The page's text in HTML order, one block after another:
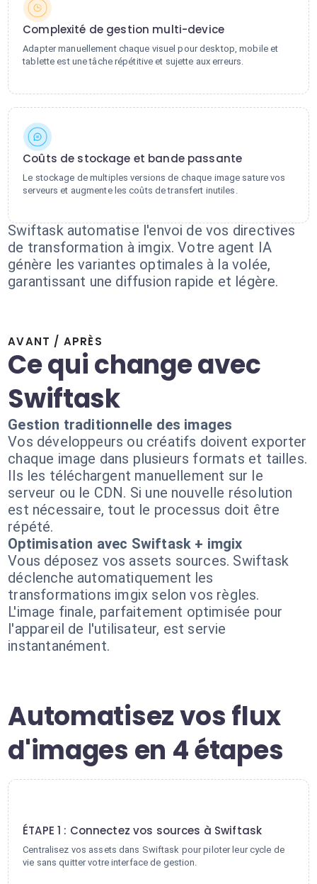
Complexité de gestion multi-device
Adapter manuellement chaque visuel pour desktop, mobile et
tablette est une tâche répétitive et sujette aux erreurs.
Coûts de stockage et bande passante
Le stockage de multiples versions de chaque image sature vos
serveurs et augmente les coûts de transfert inutiles.
Swiftask automatise l'envoi de vos directives
de transformation à imgix. Votre agent IA
génère les variantes optimales à la volée,
garantissant une diffusion rapide et légère.
AVANT / APRÈS
Ce qui change avec
Swiftask
Gestion traditionnelle des images
Vos développeurs ou créatifs doivent exporter
chaque image dans plusieurs formats et tailles.
Ils les téléchargent manuellement sur le
serveur ou le CDN. Si une nouvelle résolution
est nécessaire, tout le processus doit être
répété.
Optimisation avec Swiftask + imgix
Vous déposez vos assets sources. Swiftask
déclenche automatiquement les
transformations imgix selon vos règles.
L'image finale, parfaitement optimisée pour
l'appareil de l'utilisateur, est servie
instantanément.
Automatisez vos flux
d'images en 4 étapes
ÉTAPE 1 : Connectez vos sources à Swiftask
Centralisez vos assets dans Swiftask pour piloter leur cycle de
vie sans quitter votre interface de gestion.